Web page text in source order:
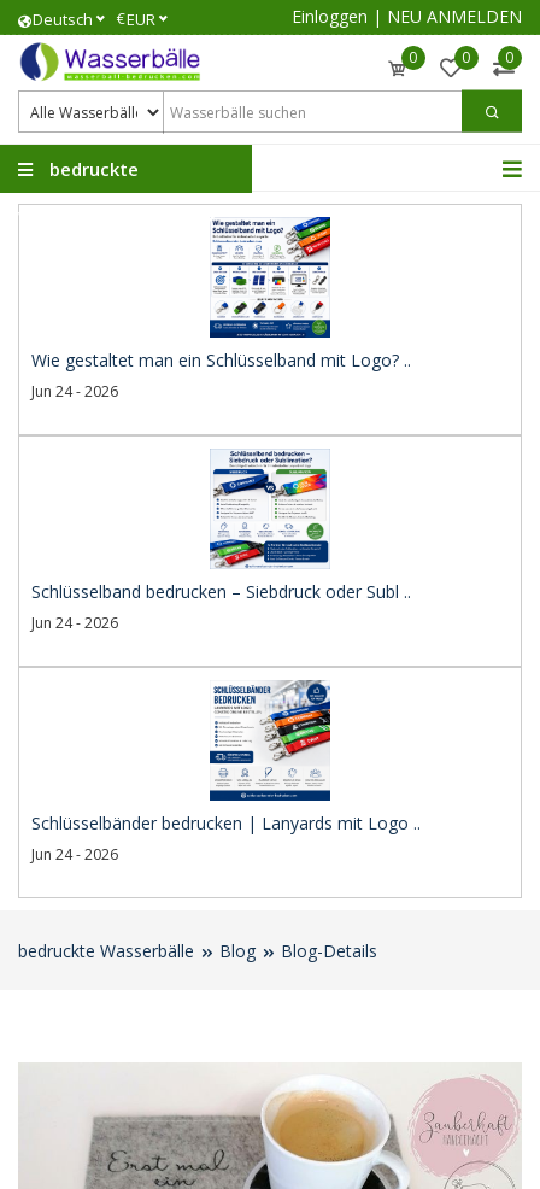
Deutsch €EUR Einloggen | NEU ANMELDEN
0 0 0
bedruckte
Wasserbälle
Wie gestaltet man ein Schlüsselband mit Logo? ..
Jun 24 - 2026
Schlüsselband bedrucken – Siebdruck oder Subl ..
Jun 24 - 2026
Schlüsselbänder bedrucken | Lanyards mit Logo ..
Jun 24 - 2026
bedruckte Wasserbälle Blog Blog-Details